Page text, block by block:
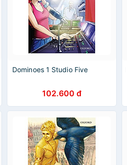
Dominoes 1 Studio Five
102.600 đ